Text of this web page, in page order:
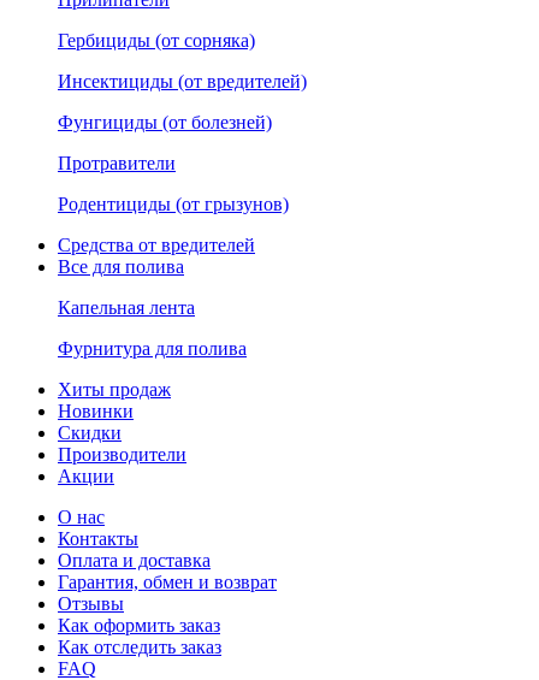
Гербициды (от сорняка)
Инсектициды (от вредителей)
Фунгициды (от болезней)
Протравители
Родентициды (от грызунов)
Средства от вредителей
Все для полива
Капельная лента
Фурнитура для полива
Хиты продаж
Новинки
Скидки
Производители
Акции
О нас
Контакты
Оплата и доставка
Гарантия, обмен и возврат
Отзывы
Как оформить заказ
Как отследить заказ
FAQ